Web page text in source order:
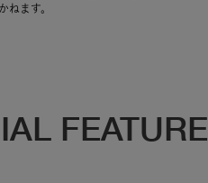
ねます。
FEATURE